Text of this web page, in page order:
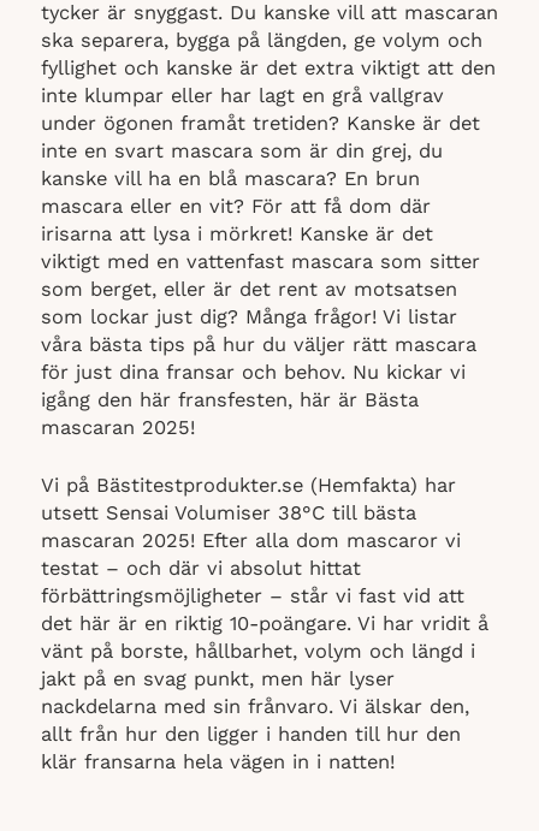
tycker är snyggast. Du kanske vill att mascaran
ska separera, bygga på längden, ge volym och
fyllighet och kanske är det extra viktigt att den
inte klumpar eller har lagt en grå vallgrav
under ögonen framåt tretiden? Kanske är det
inte en svart mascara som är din grej, du
kanske vill ha en blå mascara? En brun
mascara eller en vit? För att få dom där
irisarna att lysa i mörkret! Kanske är det
viktigt med en vattenfast mascara som sitter
som berget, eller är det rent av motsatsen
som lockar just dig? Många frågor! Vi listar
våra bästa tips på hur du väljer rätt mascara
för just dina fransar och behov. Nu kickar vi
igång den här fransfesten, här är Bästa
mascaran 2025!
Vi på Bästitestprodukter.se (Hemfakta) har
utsett Sensai Volumiser 38°C till bästa
mascaran 2025! Efter alla dom mascaror vi
testat – och där vi absolut hittat
förbättringsmöjligheter – står vi fast vid att
det här är en riktig 10-poängare. Vi har vridit å
vänt på borste, hållbarhet, volym och längd i
jakt på en svag punkt, men här lyser
nackdelarna med sin frånvaro. Vi älskar den,
allt från hur den ligger i handen till hur den
klär fransarna hela vägen in i natten!